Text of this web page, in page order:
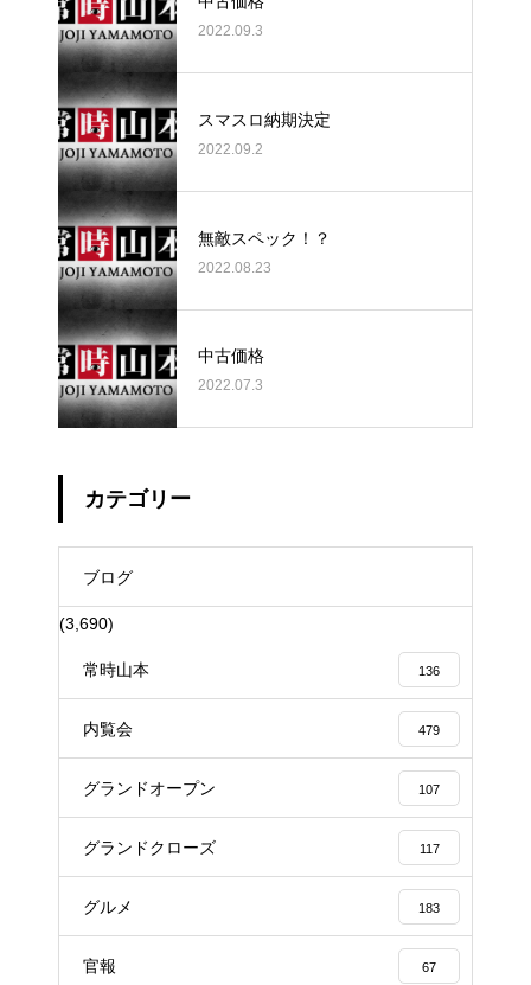
2022.09.3
スマスロ納期決定
2022.09.2
無敵スペック！？
2022.08.23
中古価格
2022.07.3
カテゴリー
ブログ
(3,690)
常時山本 136
内覧会 479
グランドオープン 107
グランドクローズ 117
グルメ 183
官報 67